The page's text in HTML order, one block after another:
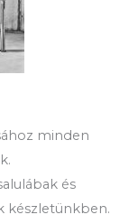
minden
és
készletünkben.